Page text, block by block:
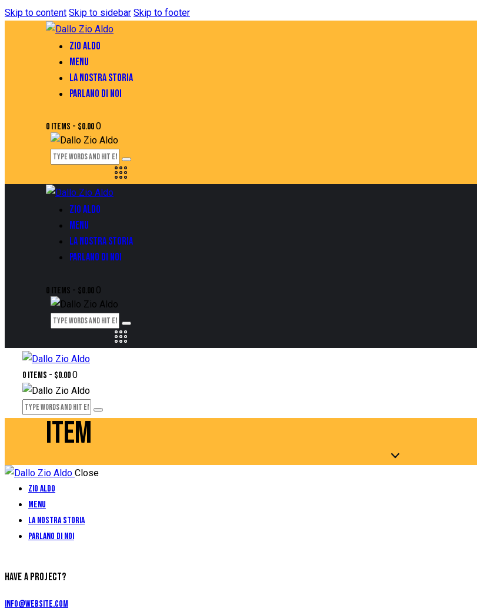
Skip to content Skip to sidebar Skip to footer
ZIO ALDO
MENU
LA NOSTRA STORIA
PARLANO DI NOI
0 items - $0.000
ZIO ALDO
MENU
LA NOSTRA STORIA
PARLANO DI NOI
0 items - $0.00 0
0 items - $0.000
ITEM
Close
Zio Aldo
Menu
La Nostra Storia
Parlano di Noi
HAVE A PROJECT?
info@website.com